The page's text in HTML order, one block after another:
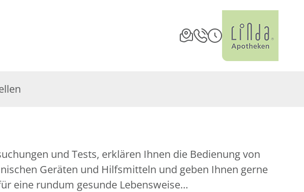
eine rundum gesunde Lebensweise…